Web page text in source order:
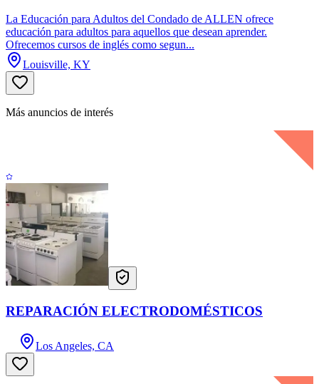
La Educación para Adultos del Condado de ALLEN ofrece
educación para adultos para aquellos que desean aprender.
Ofrecemos cursos de inglés como segun...
Louisville, KY
Más anuncios de interés
REPARACIÓN ELECTRODOMÉSTICOS
Los Angeles, CA